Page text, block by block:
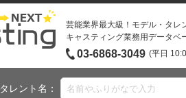
芸能業界最大級！モデル・タレ
キャスティング業務用データベ
03-6868-3049 (平日
タレント名：